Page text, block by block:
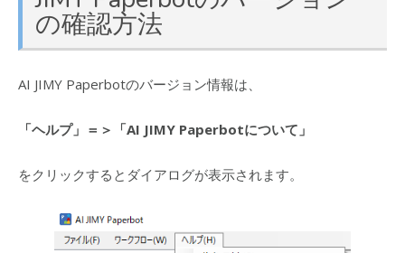
の確認方法
AI JIMY Paperbotのバージョン情報は、
「ヘルプ」＝＞「AI JIMY Paperbotについて」
をクリックするとダイアログが表示されます。